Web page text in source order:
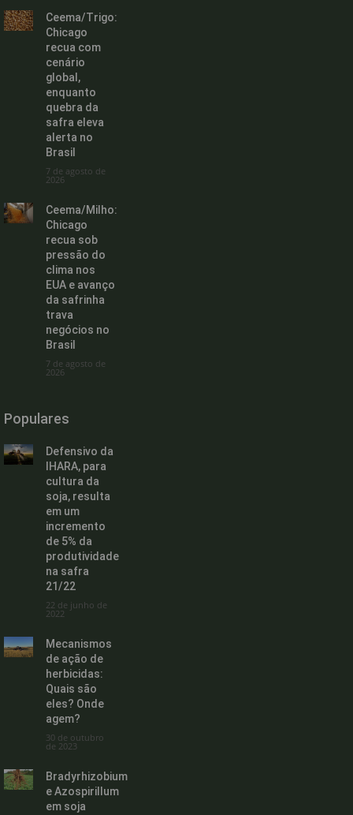
Ceema/Trigo:
Chicago
recua com
cenário
global,
enquanto
quebra da
safra eleva
alerta no
Brasil
7 de agosto de
2026
Ceema/Milho:
Chicago
recua sob
pressão do
clima nos
EUA e avanço
da safrinha
trava
negócios no
Brasil
7 de agosto de
2026
Populares
Defensivo da
IHARA, para
cultura da
soja, resulta
em um
incremento
de 5% da
produtividade
na safra
21/22
22 de junho de
2022
Mecanismos
de ação de
herbicidas:
Quais são
eles? Onde
agem?
30 de outubro
de 2023
Bradyrhizobium
e Azospirillum
em soja